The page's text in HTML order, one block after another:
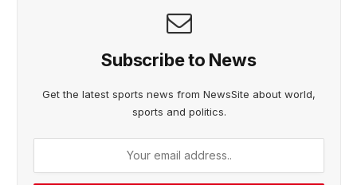
Subscribe to News
Get the latest sports news from NewsSite about world,
sports and politics.